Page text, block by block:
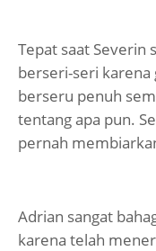
Tepat saat Severin
berseri-seri
berseru penuh
tentang apa pun.
pernah
Adrian sangat
karena telah